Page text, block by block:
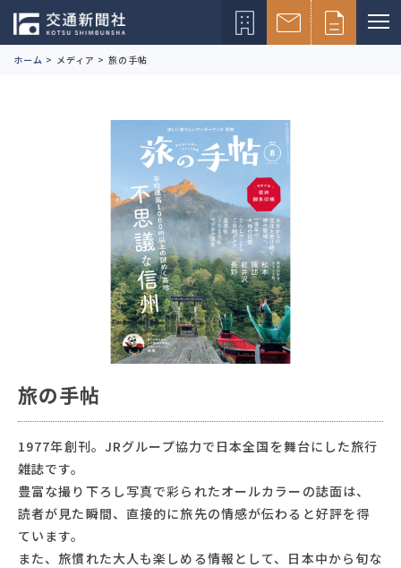
ホーム > メディア > 旅の手帖
旅の手帖
1977年創刊。JRグループ協力で日本全国を舞台にした旅行
雑誌です。
豊富な撮り下ろし写真で彩られたオールカラーの誌面は、
読者が見た瞬間、直接的に旅先の情感が伝わると好評を得
ています。
また、旅慣れた大人も楽しめる情報として、日本中から旬な